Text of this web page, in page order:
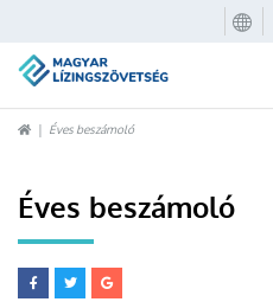
Éves beszámoló
Éves beszámoló